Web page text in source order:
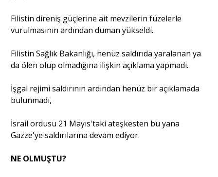
Dünya
Yorum - Analiz
Filistin direniş güçlerine ait mevzilerin füzelerle
vurulmasının ardından duman yükseldi.
Filistin Sağlık Bakanlığı, henüz saldırıda yaralanan ya
da ölen olup olmadığına ilişkin açıklama yapmadı.
İşgal rejimi saldırının ardından henüz bir açıklamada
bulunmadı,
İsrail ordusu 21 Mayıs'taki ateşkesten bu yana
Gazze'ye saldırılarına devam ediyor.
NE OLMUŞTU?